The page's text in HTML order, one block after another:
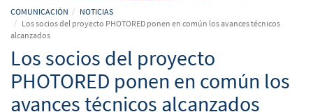
COMUNICACIÓN
NOTICIAS
Los socios del proyecto PHOTORED ponen en común los avances técnicos
alcanzados
Los socios del proyecto
PHOTORED ponen en común los
avances técnicos alcanzados